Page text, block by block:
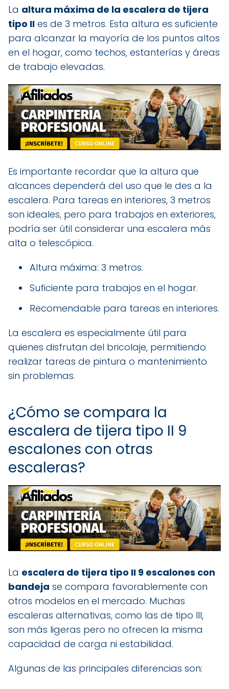
La altura máxima de la escalera de tijera
tipo II es de 3 metros. Esta altura es suficiente
para alcanzar la mayoría de los puntos altos
en el hogar, como techos, estanterías y áreas
de trabajo elevadas.
Es importante recordar que la altura que
alcances dependerá del uso que le des a la
escalera. Para tareas en interiores, 3 metros
son ideales, pero para trabajos en exteriores,
podría ser útil considerar una escalera más
alta o telescópica.
Altura máxima: 3 metros.
Suficiente para trabajos en el hogar.
Recomendable para tareas en interiores.
La escalera es especialmente útil para
quienes disfrutan del bricolaje, permitiendo
realizar tareas de pintura o mantenimiento
sin problemas.
¿Cómo se compara la
escalera de tijera tipo II 9
escalones con otras
escaleras?
La escalera de tijera tipo II 9 escalones con
bandeja se compara favorablemente con
otros modelos en el mercado. Muchas
escaleras alternativas, como las de tipo III,
son más ligeras pero no ofrecen la misma
capacidad de carga ni estabilidad.
Algunas de las principales diferencias son: